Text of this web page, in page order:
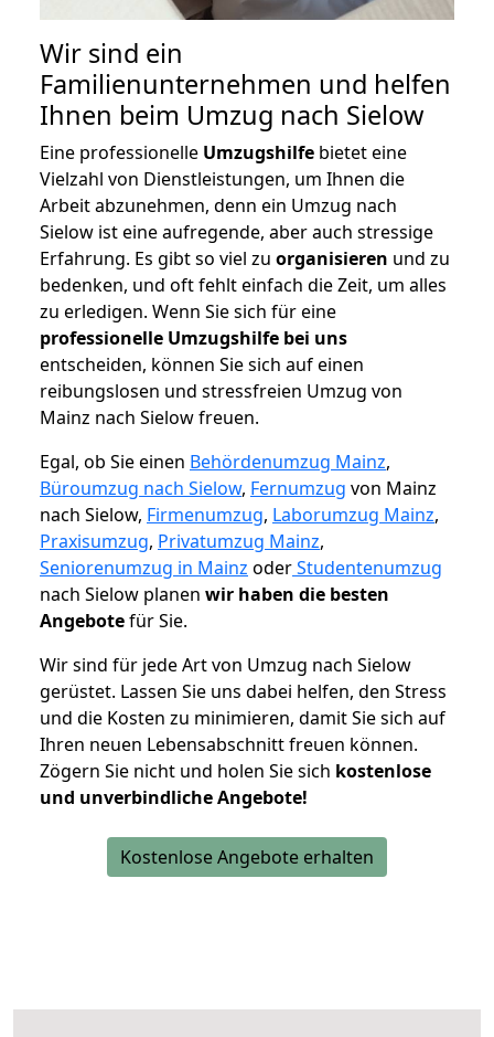
Wir sind ein
Familienunternehmen und helfen
Ihnen beim Umzug nach Sielow
Eine professionelle Umzugshilfe bietet eine
Vielzahl von Dienstleistungen, um Ihnen die
Arbeit abzunehmen, denn ein Umzug nach
Sielow ist eine aufregende, aber auch stressige
Erfahrung. Es gibt so viel zu organisieren und zu
bedenken, und oft fehlt einfach die Zeit, um alles
zu erledigen. Wenn Sie sich für eine
professionelle Umzugshilfe bei uns
entscheiden, können Sie sich auf einen
reibungslosen und stressfreien Umzug von
Mainz nach Sielow freuen.
Egal, ob Sie einen Behördenumzug Mainz,
Büroumzug nach Sielow, Fernumzug von Mainz
nach Sielow, Firmenumzug, Laborumzug Mainz,
Praxisumzug, Privatumzug Mainz,
Seniorenumzug in Mainz oderStudentenumzug
nach Sielow planen wir haben die besten
Angebotefür Sie.
Wir sind für jede Art von Umzug nach Sielow
gerüstet. Lassen Sie uns dabei helfen, den Stress
und die Kosten zu minimieren, damit Sie sich auf
Ihren neuen Lebensabschnitt freuen können.
Zögern Sie nicht und holen Sie sich kostenlose
und unverbindliche Angebote!
Kostenlose Angebote erhalten